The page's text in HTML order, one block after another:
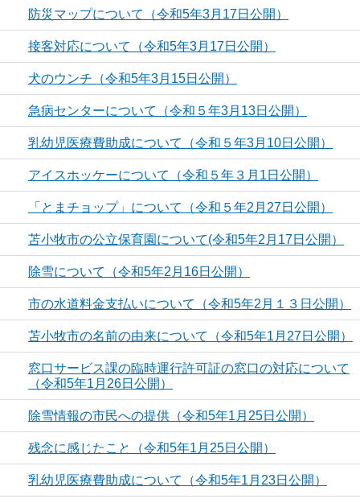
防災マップについて（令和5年3月17日公開）
接客対応について（令和5年3月17日公開）
犬のウンチ（令和5年3月15日公開）
急病センターについて（令和５年3月13日公開）
乳幼児医療費助成について（令和５年3月10日公開）
アイスホッケーについて（令和５年３月1日公開）
「とまチョップ」について（令和５年2月27日公開）
苫小牧市の公立保育園について(令和5年2月17日公開）
除雪について（令和5年2月16日公開）
市の水道料金支払いについて（令和5年2月１３日公開）
苫小牧市の名前の由来について（令和5年1月27日公開）
窓口サービス課の臨時運行許可証の窓口の対応について
（令和5年1月26日公開）
除雪情報の市民への提供（令和5年1月25日公開）
残念に感じたこと（令和5年1月25日公開）
乳幼児医療費助成について（令和5年1月23日公開）